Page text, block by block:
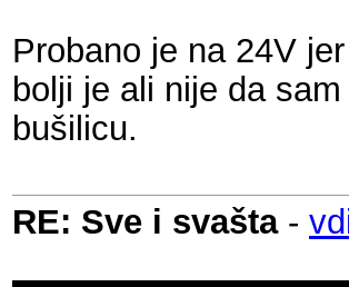
Probano je na 24V
bolji je ali nije da
bušilicu.
RE: Sve i svašta-